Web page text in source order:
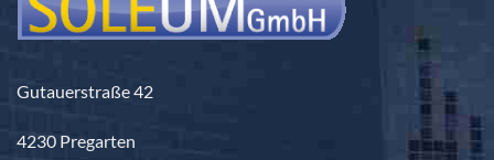
Gutauerstraße 42
4230 Pregarten